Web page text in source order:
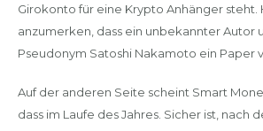
Girokonto für eine Krypto Anhänger steht.
anzumerken, dass ein unbekannter Autor
Pseudonym Satoshi Nakamoto ein Paper
Auf der anderen Seite scheint Smart
dass im Laufe des Jahres. Sicher ist, nach